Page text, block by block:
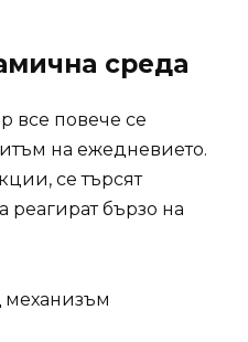
среда
все повече се
на ежедневието.
се търсят
реагират бързо на